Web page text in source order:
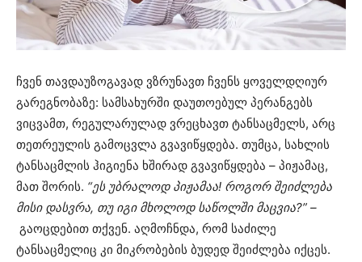
ჩვენ თავდაუზოგავად ვზრუნავთ ჩვენს ყოველდღიურ
გარეგნობაზე: სამსახურში დაუთოებულ პერანგებს
ვიცვამთ, რეგულარულად ვრეცხავთ ტანსაცმელს, არც
თეთრეულის გამოცვლა გვავიწყდება. თუმცა, სახლის
ტანსაცმლის ჰიგიენა ხშირად გვავიწყდება – პიჟამაც,
მათ შორის. “ეს უბრალოდ პიჟამაა! როგორ შეიძლება
მისი დასვრა, თუ იგი მხოლოდ საწოლში მაცვია?” –
გაოცდებით თქვენ. აღმოჩნდა, რომ საძილე
ტანსაცმელიც კი მიკრობების ბუდედ შეიძლება იქცეს.